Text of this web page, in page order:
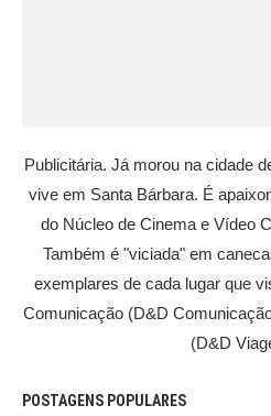
Publicitária. Já morou na cidade
vive em Santa Bárbara. É
do Núcleo de Cinema e Vídeo
Também é "viciada" em
exemplares de cada lugar que
Comunicação (D&D
(D&D
POSTAGENS POPULARES